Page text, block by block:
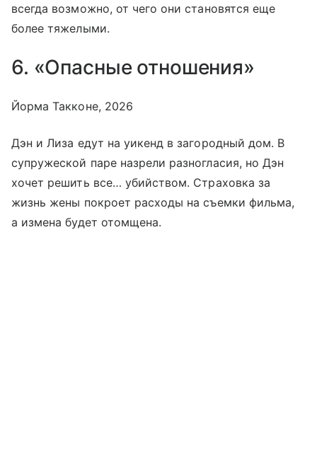
всегда возможно, от чего они становятся еще
более тяжелыми.
6. «Опасные отношения»
Йорма Такконе, 2026
Дэн и Лиза едут на уикенд в загородный дом. В
супружеской паре назрели разногласия, но Дэн
хочет решить все… убийством. Страховка за
жизнь жены покроет расходы на съемки фильма,
а измена будет отомщена.